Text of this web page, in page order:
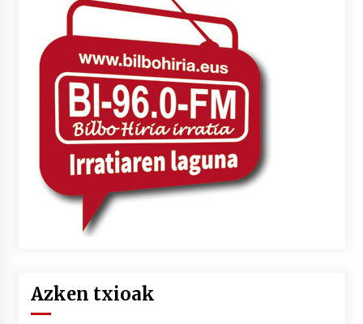
Azken txioak